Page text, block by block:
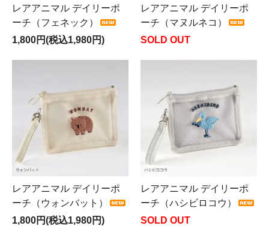
レアアニマル デイリーポ
ーチ（フェネック）
1,800円(税込1,980円)
レアアニマル デイリーポ
ーチ（マヌルネコ）
SOLD OUT
レアアニマル デイリーポ
ーチ（ウォンバット）
1,800円(税込1,980円)
レアアニマル デイリーポ
ーチ（ハシビロコウ）
SOLD OUT